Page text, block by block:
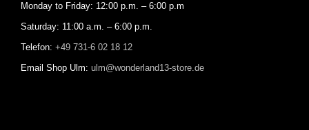
Monday to Friday: 12:00 p.m. – 6:00 p.m
Saturday: 11:00 a.m. – 6:00 p.m.
Telefon: +49 731-6 02 18 12
Email Shop Ulm: ulm@wonderland13-store.de